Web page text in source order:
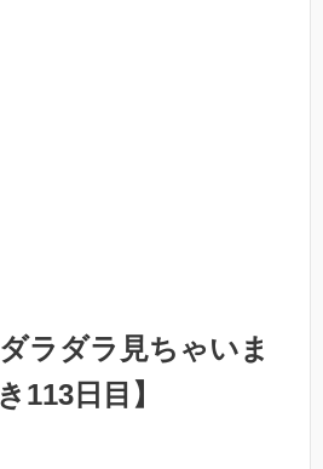
ラダラ見ちゃいま
113日目】